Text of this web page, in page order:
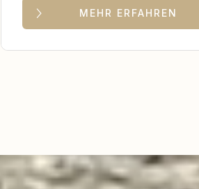
MEHR ERFAHREN